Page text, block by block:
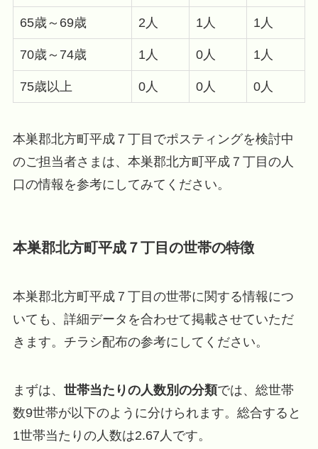
65歳～69歳 2人 1人 1人
70歳～74歳 1人 0人 1人
75歳以上 0人 0人 0人
本巣郡北方町平成７丁目でポスティングを検討中
のご担当者さまは、本巣郡北方町平成７丁目の人
口の情報を参考にしてみてください。
本巣郡北方町平成７丁目の世帯の特徴
本巣郡北方町平成７丁目の世帯に関する情報につ
いても、詳細データを合わせて掲載させていただ
きます。チラシ配布の参考にしてください。
まずは、 世帯当たりの人数別の分類では、総世帯
数9世帯が以下のように分けられます。総合すると
1世帯当たりの人数は2.67人です。